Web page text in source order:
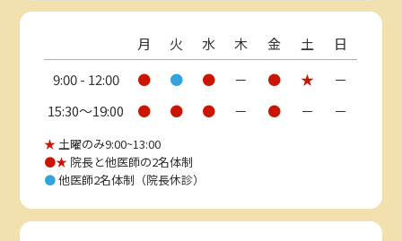
月 火 水 木 金 土
日
9:00 - 12:00
● ● ● － ● ★
－
15:30〜19:00
● ● ● － ● － －
★ 土曜のみ9:00~13:00
●★ 院長と他医師の2名体制
●他医師2名体制（院長休診）